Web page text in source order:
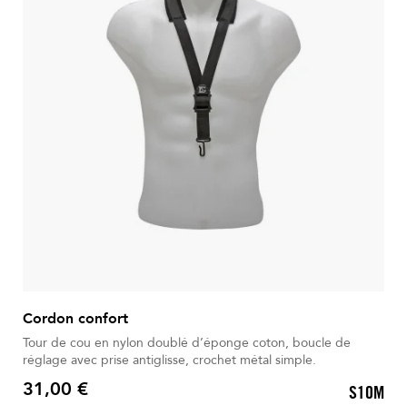
Cordon confort
Tour de cou en nylon doublé d’éponge coton, boucle de
réglage avec prise antiglisse, crochet métal simple.
Prix
31,00 € S10M